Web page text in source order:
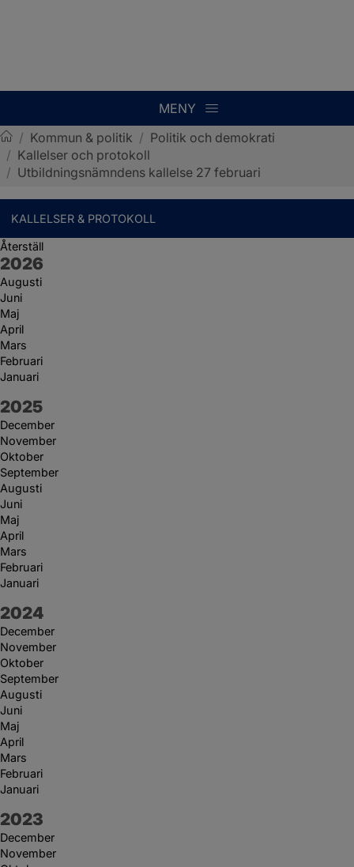
MENY
Sotenäs kommun
/ Kommun & politik / Politik och demokrati
/ Kallelser och protokoll
/ Utbildningsnämndens kallelse 27 februari
KALLELSER & PROTOKOLL
Återställ
År:
2026
Augusti
Juni
Maj
April
Mars
Februari
Januari
År:
2025
December
November
Oktober
September
Augusti
Juni
Maj
April
Mars
Februari
Januari
År:
2024
December
November
Oktober
September
Augusti
Juni
Maj
April
Mars
Februari
Januari
År:
2023
December
November